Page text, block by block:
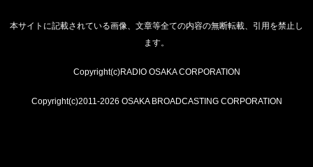
本サイトに記載されている画像、文章等全ての内容の無断転載、引用を禁止し
ます。
Copyright(c)RADIO OSAKA CORPORATION
Copyright(c)2011-2026 OSAKA BROADCASTING CORPORATION